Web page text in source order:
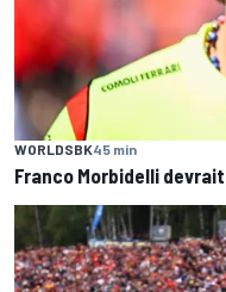
WORLDSBK45 min
Franco Morbidelli